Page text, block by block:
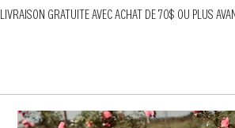
LIVRAISON GRATUITE AVEC ACHAT DE 70$ OU PLUS